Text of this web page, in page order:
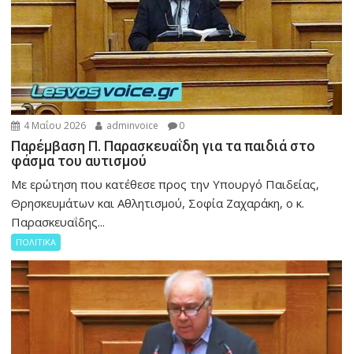
4 Μαΐου 2026 adminvoice 0
Παρέμβαση Π. Παρασκευαΐδη για τα παιδιά στο
φάσμα του αυτισμού
Με ερώτηση που κατέθεσε προς την Υπουργό Παιδείας,
Θρησκευμάτων και Αθλητισμού, Σοφία Ζαχαράκη, ο κ.
Παρασκευαΐδης...
ΠΟΛΙΤΙΚΑ